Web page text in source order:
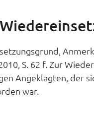
S. 62 f. Zur
Angeklagten, der
war.